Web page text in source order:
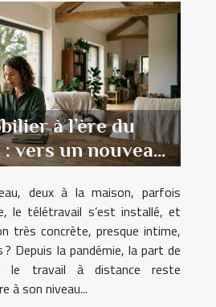
à l’ère du
vers un nouveau
à la maison
deux à la maison, parfois
le télétravail s’est installé, et
très concrète, presque intime,
Depuis la pandémie, la part de
le travail à distance reste
à son niveau...